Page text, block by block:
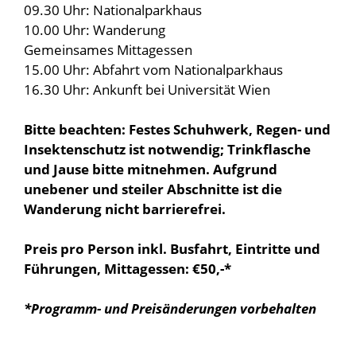
09.30 Uhr: Nationalparkhaus
10.00 Uhr: Wanderung
Gemeinsames Mittagessen
15.00 Uhr: Abfahrt vom Nationalparkhaus
16.30 Uhr: Ankunft bei Universität Wien
Bitte beachten: Festes Schuhwerk, Regen- und
Insektenschutz ist notwendig; Trinkflasche
und Jause bitte mitnehmen. Aufgrund
unebener und steiler Abschnitte ist die
Wanderung nicht barrierefrei.
Preis pro Person inkl. Busfahrt, Eintritte und
Führungen, Mittagessen: €50,-*
*Programm- und Preisänderungen vorbehalten